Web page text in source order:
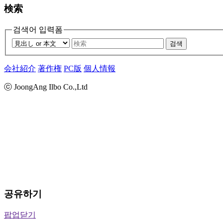
検索
검색어 입력폼
검색
会社紹介 著作権 PC版 個人情報
ⓒ JoongAng Ilbo Co.,Ltd
공유하기
팝업닫기